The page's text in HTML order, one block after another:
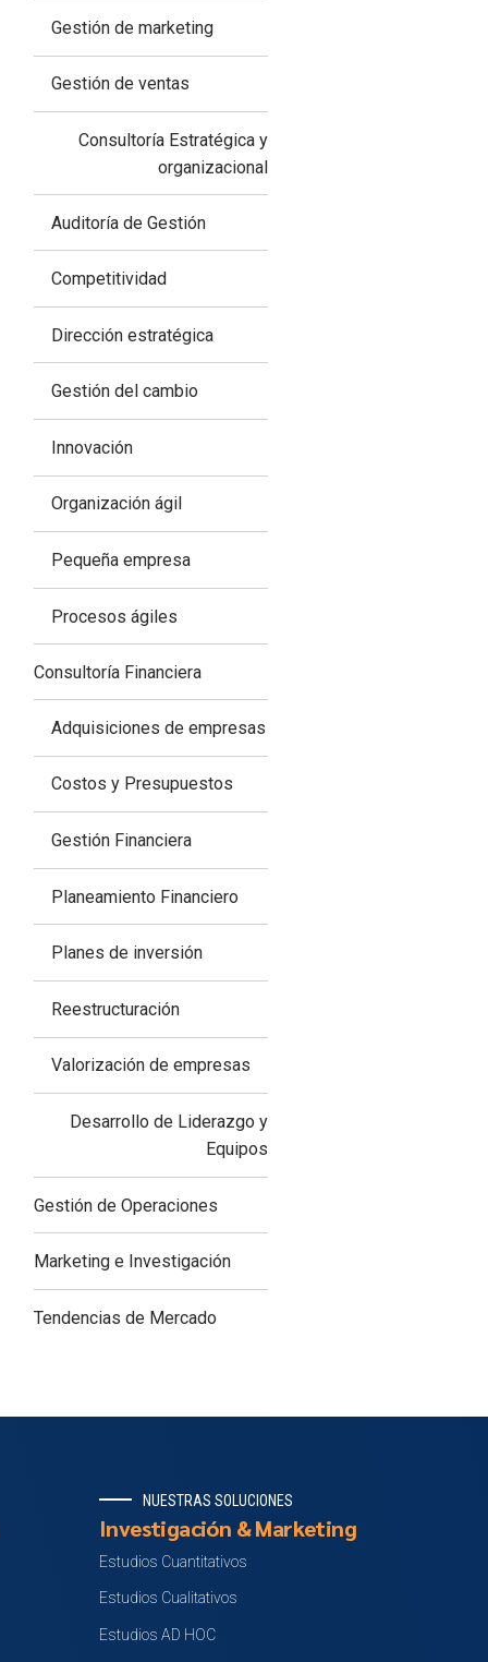
Gestión de marketing
Gestión de ventas
Consultoría Estratégica y
organizacional
Auditoría de Gestión
Competitividad
Dirección estratégica
Gestión del cambio
Innovación
Organización ágil
Pequeña empresa
Procesos ágiles
Consultoría Financiera
Adquisiciones de empresas
Costos y Presupuestos
Gestión Financiera
Planeamiento Financiero
Planes de inversión
Reestructuración
Valorización de empresas
Desarrollo de Liderazgo y
Equipos
Gestión de Operaciones
Marketing e Investigación
Tendencias de Mercado
NUESTRAS SOLUCIONES
Investigación & Marketing
Estudios Cuantitativos
Estudios Cualitativos
Estudios AD HOC